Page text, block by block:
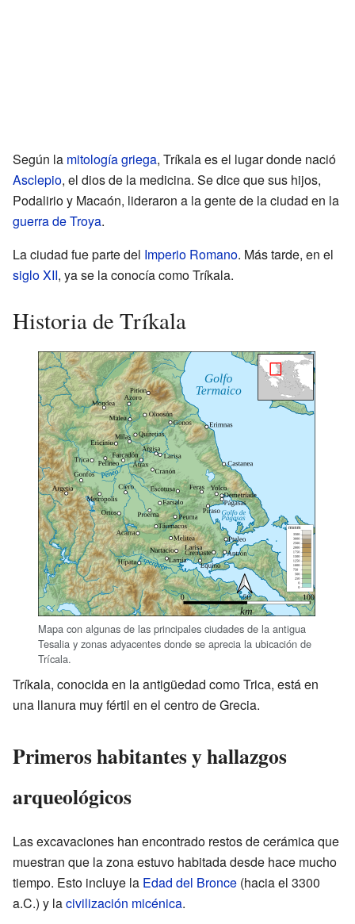
Según la mitología griega, Tríkala es el lugar donde nació
Asclepio, el dios de la medicina. Se dice que sus hijos,
Podalirio y Macaón, lideraron a la gente de la ciudad en la
guerra de Troya.
La ciudad fue parte del Imperio Romano. Más tarde, en el
siglo XII, ya se la conocía como Tríkala.
Historia de Tríkala
Mapa con algunas de las principales ciudades de la antigua
Tesalia y zonas adyacentes donde se aprecia la ubicación de
Trícala.
Tríkala, conocida en la antigüedad como Trica, está en
una llanura muy fértil en el centro de Grecia.
Primeros habitantes y hallazgos
arqueológicos
Las excavaciones han encontrado restos de cerámica que
muestran que la zona estuvo habitada desde hace mucho
tiempo. Esto incluye la Edad del Bronce (hacia el 3300
a.C.) y lacivilización micénica.